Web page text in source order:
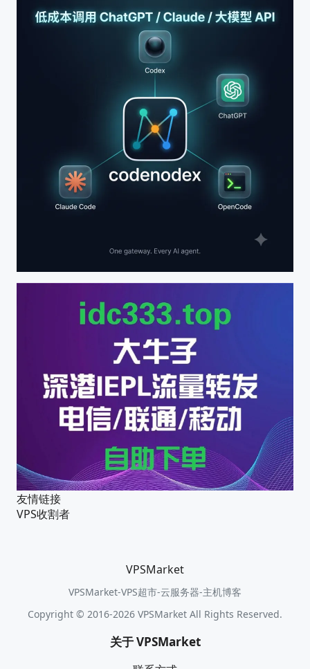
友情链接
VPS收割者
VPSMarket
VPSMarket-VPS超市-云服务器-主机博客
Copyright © 2016-2026 VPSMarket All Rights Reserved.
关于 VPSMarket